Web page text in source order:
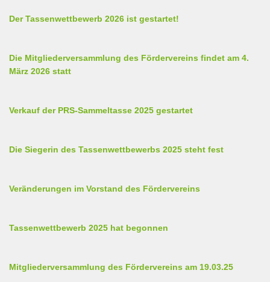
Der Tassenwettbewerb 2026 ist gestartet!
Die Mitgliederversammlung des Fördervereins findet am 4.
März 2026 statt
Verkauf der PRS-Sammeltasse 2025 gestartet
Die Siegerin des Tassenwettbewerbs 2025 steht fest
Veränderungen im Vorstand des Fördervereins
Tassenwettbewerb 2025 hat begonnen
Mitgliederversammlung des Fördervereins am 19.03.25